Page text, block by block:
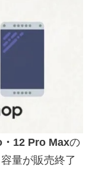
12 Pro Maxの
量が販売終了